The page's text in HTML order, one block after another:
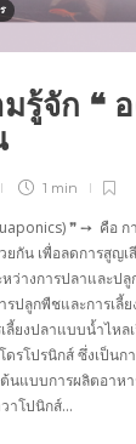
รู้จัก ❝
1 min
❞ ➙ คือ ก
กัน เพื่อลดการสูญเ
ว่างการปลาและป
รปลูกพืชและการ
ลี้ยงปลาแบบน้ำไหล
ดรโปรนิกส์ ซึ่งเป็น
นแบบการผลิตอาห
าโปนิกส์…